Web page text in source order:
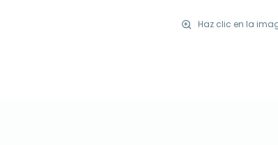
Haz clic en la